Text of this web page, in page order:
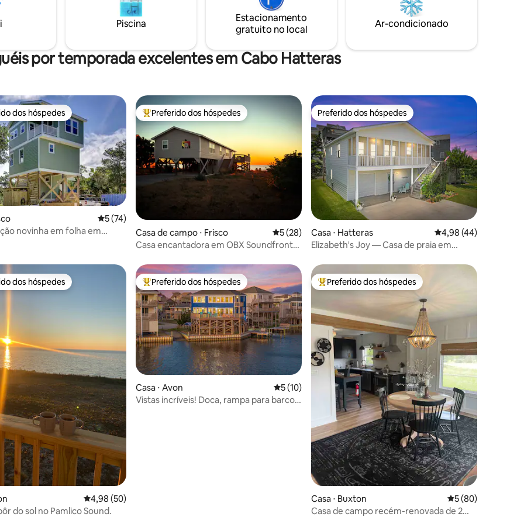
e toalhas inclusas! ✓
e sabonete
nossos comentários! Nosso hóspede diz
melhor! Deixe SherrysPlace ser seu
espaço... Para sua informação - Músicos
livre com 2 chuveiros de efeito chuva º
Sauna de barril tradicional º Cozinha
completa º Acabamentos sofisticados
Piscina
Estacionamento
gratuito no local
Ar-condicionado
por temporada excelentes em Cabo Hatteras
de 5, 45 avaliações
preferidos dos hóspedes
dos hóspedes
5 de uma avaliação média de 5, 74 avaliações
5 (74)
novinha em folha em
Entre os melhores preferidos dos hóspedes
Preferido dos hóspedes
Casa de campo ⋅ Frisco 5 de uma avaliação média de 5, 28 avaliações
5 (28)
Casa encantadora em OBX Soundfront
caiaques
Preferido dos hóspedes
Preferido dos hóspedes
Casa ⋅ Hatteras 4,98 de uma
4,98 (44)
Elizabeth's Joy — Casa de praia em
de 5, 80 avaliações
preferidos dos hóspedes
dos hóspedes
4,98 de uma avaliação média de 5, 50 avaliações
4,98 (50)
do sol no Pamlico Sound.
Entre os melhores preferidos dos hóspedes
Preferido dos hóspedes
Casa ⋅ Avon 5 de uma avaliação média de 5, 10 avaliações
5 (10)
Vistas incríveis! Doca, rampa para barco,
Entre os melhores preferidos dos hóspedes
Preferido dos hóspedes
Casa ⋅ Buxton 5 de uma
5 (80)
Casa de campo recém-renovada de 2